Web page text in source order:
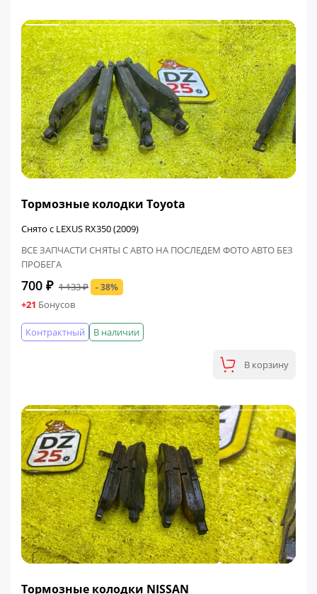
Тормозные колодки Toyota
Снято с LEXUS RX350 (2009)
ВСЕ ЗАПЧАСТИ СНЯТЫ С АВТО НА ПОСЛЕДЕМ ФОТО АВТО БЕЗ
ПРОБЕГА
700 ₽ 1 133 ₽ - 38%
+21 Бонусов
В наличии
Контрактный
В корзину
Тормозные колодки NISSAN